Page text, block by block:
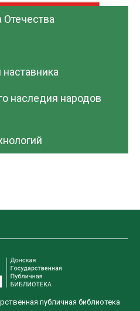
Отечества
наставника
наследия народов
публичная библиотека